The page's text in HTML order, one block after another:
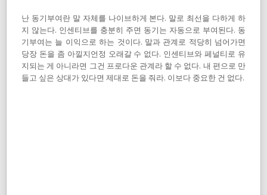
난 동기부여란 말 자체를 나이브하게 본다. 말로 최선을 다하게 하
지 않는다. 인센티브를 충분히 주면 동기는 자동으로 부여된다. 동
기부여는 늘 이익으로 하는 것이다. 말과 관계로 적당히 넘어가면
당장 돈을 좀 아낄지언정 오래갈 수 없다. 인센티브와 페널티로 유
지되는 게 아니라면 그건 프로다운 관계라 할 수 없다. 내 편으로 만
들고 싶은 상대가 있다면 제대로 돈을 줘라. 이보다 중요한 건 없다.